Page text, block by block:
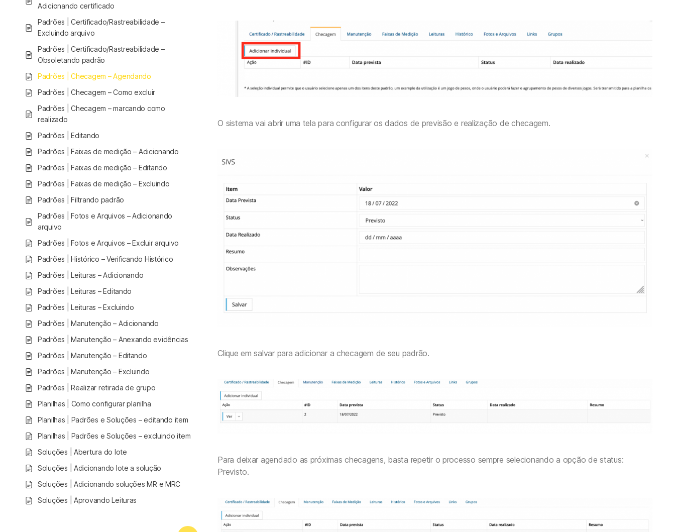
Adicionando certificado
Padrões | Certificado/Rastreabilidade –
Excluindo arquivo
Padrões | Certificado/Rastreabilidade –
Obsoletando padrão
Padrões | Checagem – Agendando
Padrões | Checagem – Como excluir
Padrões | Checagem – marcando como
realizado
Padrões | Editando
Padrões | Faixas de medição – Adicionando
Padrões | Faixas de medição – Editando
Padrões | Faixas de medição – Excluindo
Padrões | Filtrando padrão
Padrões | Fotos e Arquivos – Adicionando
arquivo
Padrões | Fotos e Arquivos – Excluir arquivo
Padrões | Histórico – Verificando Histórico
Padrões | Leituras – Adicionando
Padrões | Leituras – Editando
Padrões | Leituras – Excluindo
Padrões | Manutenção – Adicionando
Padrões | Manutenção – Anexando evidências
Padrões | Manutenção – Editando
Padrões | Manutenção – Excluindo
Padrões | Realizar retirada de grupo
Planilhas | Como configurar planilha
Planilhas | Padrões e Soluções – editando item
Planilhas | Padrões e Soluções – excluindo item
Soluções | Abertura do lote
Soluções | Adicionando lote a solução
Soluções | Adicionando soluções MR e MRC
Soluções | Aprovando Leituras
O sistema vai abrir uma tela para configurar os dados de previsão e realização de checagem.
Clique em salvar para adicionar a checagem de seu padrão.
Para deixar agendado as próximas checagens, basta repetir o processo sempre selecionando a opção de status:
Previsto.